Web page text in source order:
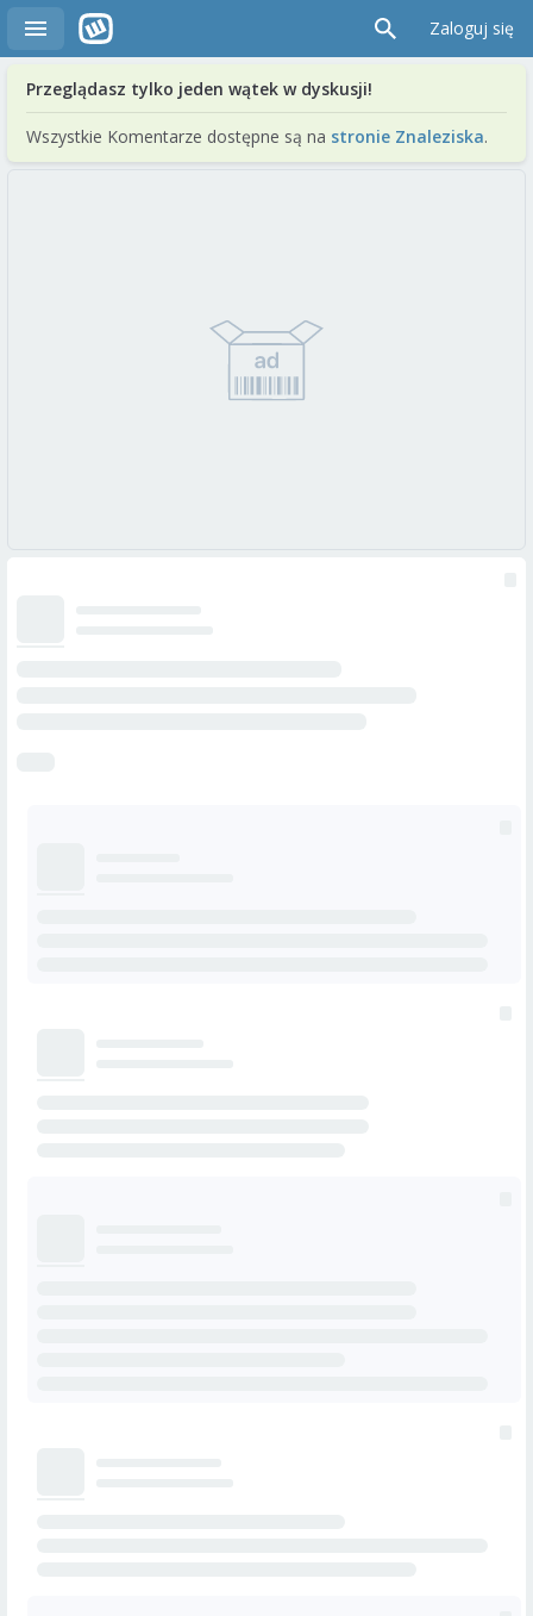
Zaloguj się
Przeglądasz tylko jeden wątek w dyskusji!
Wszystkie Komentarze dostępne są na stronie Znaleziska.